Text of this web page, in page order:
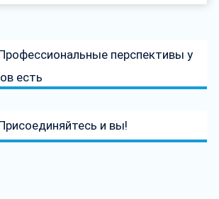
Previous
перспективы у
есть
и вы!